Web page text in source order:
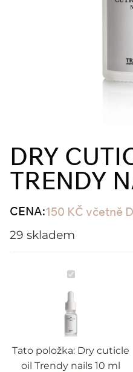
DRY
TRENDY
CENA:150 KČ včetně
29 skladem
Dry
cuticle
oil
Trendy
nails
10
ml
Tato položka: Dry cuticle
oil Trendy nails 10 ml